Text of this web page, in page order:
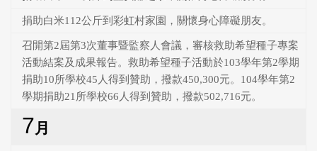
捐助白米112公斤到彩虹村家園，關懷身心障礙朋友。
召開第2屆第3次董事暨監察人會議，審核救助希望種子專案
活動結案及成果報告。救助希望種子活動於103學年第2學期
捐助10所學校45人得到贊助，撥款450,300元。104學年第2
學期捐助21所學校66人得到贊助，撥款502,716元。
7月